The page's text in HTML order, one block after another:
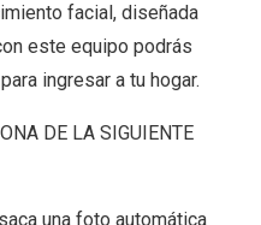
facial, diseñada
este equipo podrás
ingresar a tu hogar.
DE LA SIGUIENTE
una foto automática